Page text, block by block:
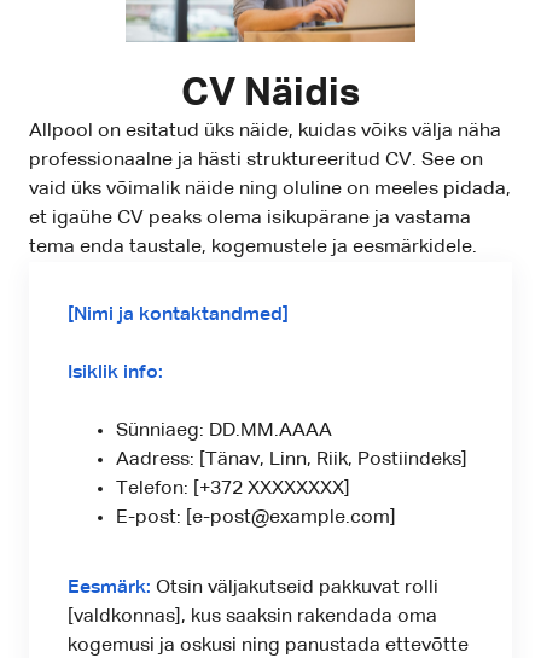
CV Näidis
Allpool on esitatud üks näide, kuidas võiks välja näha
professionaalne ja hästi struktureeritud CV. See on
vaid üks võimalik näide ning oluline on meeles pidada,
et igaühe CV peaks olema isikupärane ja vastama
tema enda taustale, kogemustele ja eesmärkidele.
[Nimi ja kontaktandmed]
Isiklik info:
Sünniaeg: DD.MM.AAAA
Aadress: [Tänav, Linn, Riik, Postiindeks]
Telefon: [+372 XXXXXXXX]
E-post: [e-post@example.com]
Eesmärk: Otsin väljakutseid pakkuvat rolli
[valdkonnas], kus saaksin rakendada oma
kogemusi ja oskusi ning panustada ettevõtte